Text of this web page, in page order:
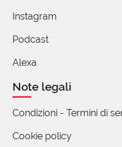
grazie per tutto
2 reazioni
Instagram
Podcast
Alexa
Note legali
Condizioni - Termini di
Cookie policy